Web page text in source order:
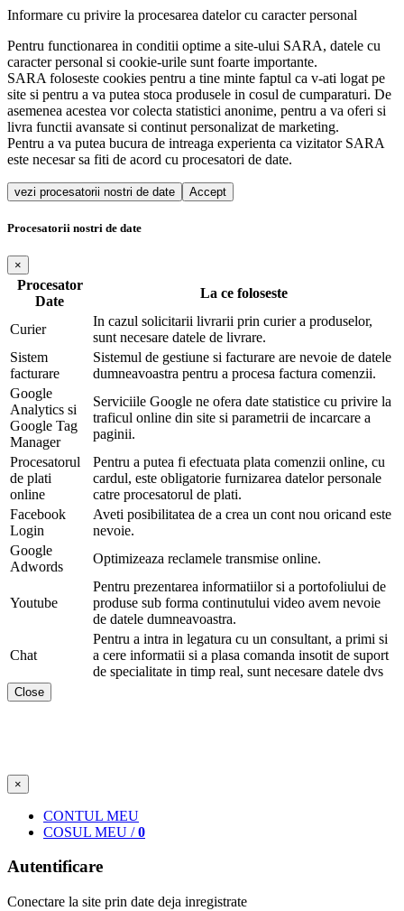
Informare cu privire la procesarea datelor cu caracter personal
Pentru functionarea in conditii optime a site-ului SARA, datele cu
caracter personal si cookie-urile sunt foarte importante.
SARA foloseste cookies pentru a tine minte faptul ca v-ati logat pe
site si pentru a va putea stoca produsele in cosul de cumparaturi. De
asemenea acestea vor colecta statistici anonime, pentru a va oferi si
livra functii avansate si continut personalizat de marketing.
Pentru a va putea bucura de intreaga experienta ca vizitator SARA
este necesar sa fiti de acord cu procesatori de date.
vezi procesatorii nostri de date Accept
Procesatorii nostri de date
×
Procesator
Date
La ce foloseste
Curier
In cazul solicitarii livrarii prin curier a produselor,
sunt necesare datele de livrare.
Sistem
facturare
Sistemul de gestiune si facturare are nevoie de datele
dumneavoastra pentru a procesa factura comenzii.
Google
Analytics si
Google Tag
Manager
Serviciile Google ne ofera date statistice cu privire la
traficul online din site si parametrii de incarcare a
paginii.
Procesatorul
de plati
online
Pentru a putea fi efectuata plata comenzii online, cu
cardul, este obligatorie furnizarea datelor personale
catre procesatorul de plati.
Facebook
Login
Aveti posibilitatea de a crea un cont nou oricand este
nevoie.
Google
Adwords
Optimizeaza reclamele transmise online.
Youtube
Pentru prezentarea informatiilor si a portofoliului de
produse sub forma continutului video avem nevoie
de datele dumneavoastra.
Chat
Pentru a intra in legatura cu un consultant, a primi si
a cere informatii si a plasa comanda insotit de suport
de specialitate in timp real, sunt necesare datele dvs
Close
×
CONTUL MEU
COSUL MEU / 0
Autentificare
Conectare la site prin date deja inregistrate